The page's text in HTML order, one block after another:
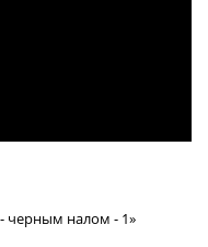
черным налом - 1»